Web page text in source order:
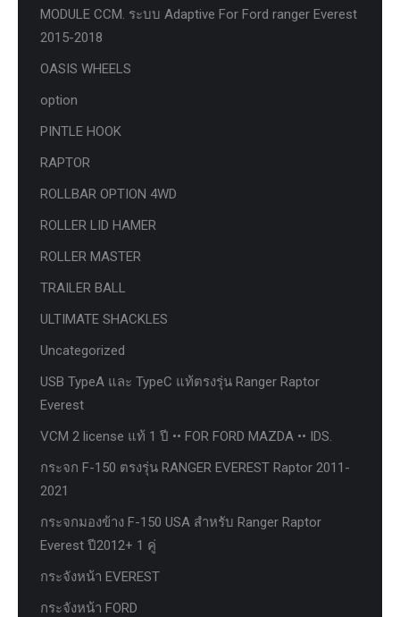
MODULE CCM. ระบบ Adaptive For Ford ranger Everest
2015-2018
OASIS WHEELS
option
PINTLE HOOK
RAPTOR
ROLLBAR OPTION 4WD
ROLLER LID HAMER
ROLLER MASTER
TRAILER BALL
ULTIMATE SHACKLES
Uncategorized
USB TypeA และ TypeC แท้ตรงรุ่น Ranger Raptor
Everest
VCM 2 license แท้ 1 ปี •• FOR FORD MAZDA •• IDS.
กระจก F-150 ตรงรุ่น RANGER EVEREST Raptor 2011-
2021
กระจกมองข้าง F-150 USA สำหรับ Ranger Raptor
Everest ปี2012+ 1 คู่
กระจังหน้า EVEREST
กระจังหน้า FORD